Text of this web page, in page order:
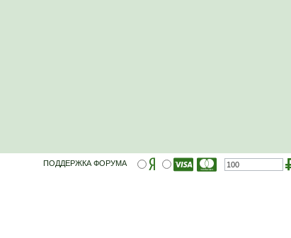
ПОДДЕРЖКА ФОРУМА